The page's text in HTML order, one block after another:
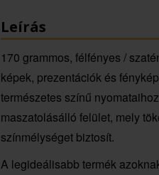
Leírás
170 grammos, félfényes /
képek, prezentációk és
természetes színű
maszatolásálló felület, mely
színmélységet biztosít.
A legideálisabb termék